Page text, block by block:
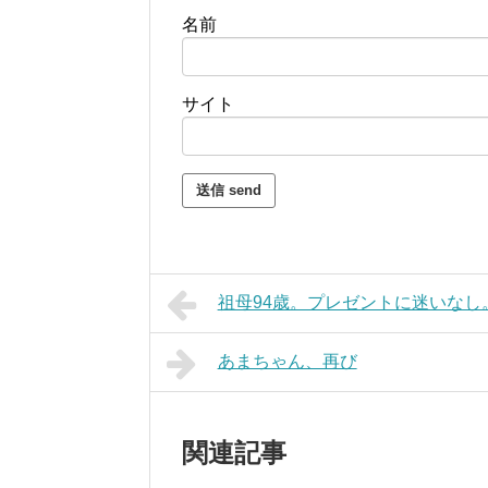
名前
サイト
祖母94歳。プレゼントに迷いなし
あまちゃん、再び
関連記事